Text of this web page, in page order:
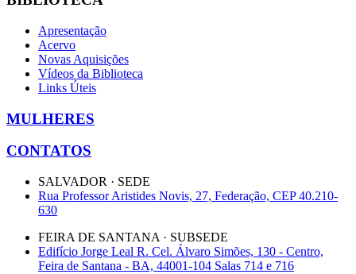
Apresentação
Acervo
Novas Aquisições
Vídeos da Biblioteca
Links Úteis
MULHERES
CONTATOS
SALVADOR · SEDE
Rua Professor Aristides Novis, 27, Federação, CEP 40.210-
630
FEIRA DE SANTANA · SUBSEDE
Edifício Jorge Leal R. Cel. Álvaro Simões, 130 - Centro,
Feira de Santana - BA, 44001-104 Salas 714 e 716